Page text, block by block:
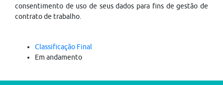
consentimento de uso de seus dados para fins de gestão de
contrato de trabalho.
Classificação Final
Em andamento